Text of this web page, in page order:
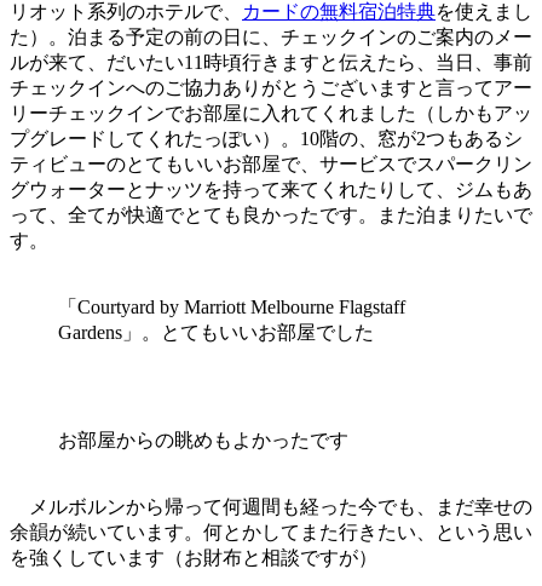
リオット系列のホテルで、
カードの無料宿泊特典を使えまし
た）。泊まる予定の前の日に、チェックインのご案内のメー
ルが来て、だいたい11時頃行きますと伝えたら、当日、事前
チェックインへのご協力ありがとうございますと言ってアー
リーチェックインでお部屋に入れてくれました（しかもアッ
プグレードしてくれたっぽい）。10階の、窓が2つもあるシ
ティビューのとてもいいお部屋で、サービスでスパークリン
グウォーターとナッツを持って来てくれたりして、ジムもあ
って、全てが快適でとても良かったです。また泊まりたいで
す。
「Courtyard by Marriott Melbourne Flagstaff
Gardens」。とてもいいお部屋でした
お部屋からの眺めもよかったです
メルボルンから帰って何週間も経った今でも、まだ幸せの
余韻が続いています。何とかしてまた行きたい、という思い
を強くしています（お財布と相談ですが）